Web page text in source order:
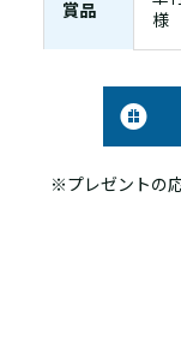
賞品
様
※プレゼントの